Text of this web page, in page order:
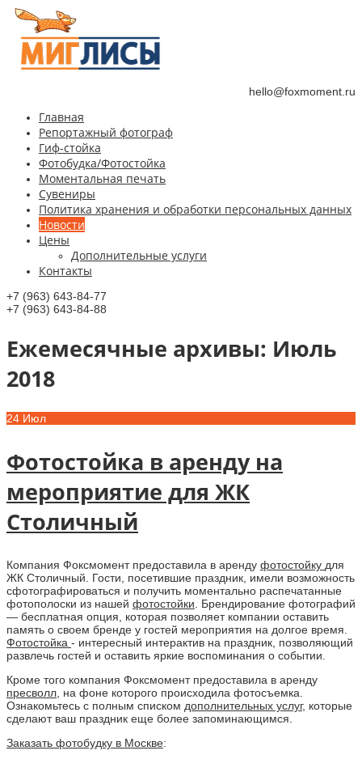
hello@foxmoment.ru
Главная
Репортажный фотограф
Гиф-стойка
Фотобудка/Фотостойка
Моментальная печать
Сувениры
Политика хранения и обработки персональных данных
Новости
Цены
Дополнительные услуги
Контакты
+7 (963) 643-84-77
+7 (963) 643-84-88
Ежемесячные aрхивы: Июль
2018
24 Июл
Фотостойка в аренду на
мероприятие для ЖК
Столичный
Компания Фоксмомент предоставила в аренду фотостойку для
ЖК Столичный. Гости, посетившие праздник, имели возможность
сфотографироваться и получить моментально распечатанные
фотополоски из нашей фотостойки . Брендирование фотографий
— бесплатная опция, которая позволяет компании оставить
память о своем бренде у гостей мероприятия на долгое время.
Фотостойка - интересный интерактив на праздник, позволяющий
развлечь гостей и оставить яркие воспоминания о событии.
Кроме того компания Фоксмомент предоставила в аренду
пресволл , на фоне которого происходила фотосъемка.
Ознакомьтесь с полным списком дополнительных услуг, которые
сделают ваш праздник еще более запоминающимся.
Заказать фотобудку в Москве: